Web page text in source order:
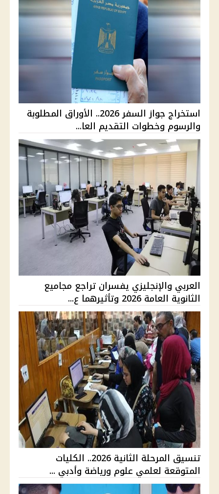
استخراج جواز السفر 2026.. الأوراق المطلوبة
والرسوم وخطوات التقديم العا...
العربي والإنجليزي يفسران تراجع مجاميع
الثانوية العامة 2026 وتأثيرهما ع...
تنسيق المرحلة الثانية 2026.. الكليات
المتوقعة لعلمي علوم ورياضة وأدبي ...